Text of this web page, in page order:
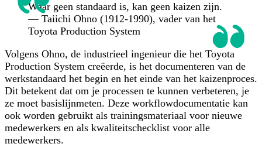
Waar geen standaard is, kan geen kaizen zijn.
— Taiichi Ohno (1912-1990), vader van het
Toyota Production System
Volgens Ohno, de industrieel ingenieur die het Toyota
Production System creëerde, is het documenteren van de
werkstandaard het begin en het einde van het kaizenproces.
Dit betekent dat om je processen te kunnen verbeteren, je
ze moet basislijnmeten. Deze workflowdocumentatie kan
ook worden gebruikt als trainingsmateriaal voor nieuwe
medewerkers en als kwaliteitschecklist voor alle
medewerkers.